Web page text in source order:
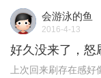
会游泳的鱼
2016-4-13
好久没来了，怒
上次回来刷存在感